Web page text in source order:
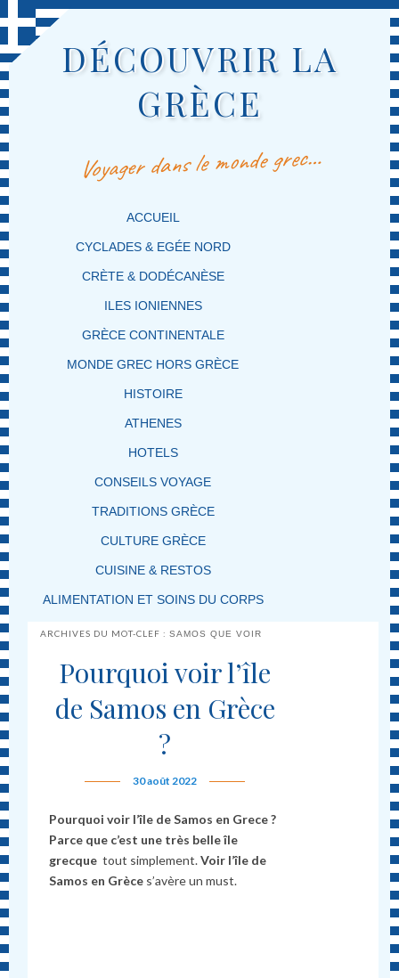
DÉCOUVRIR LA
GRÈCE
Voyager dans le monde grec…
MENU PRINCIPAL
MASQUER LA NAVIGATION PRINCIPALE
MASQUER LA NAVIGATION SECONDAIRE
ACCUEIL
CYCLADES & EGÉE NORD
CRÈTE & DODÉCANÈSE
ILES IONIENNES
GRÈCE CONTINENTALE
MONDE GREC HORS GRÈCE
HISTOIRE
ATHENES
HOTELS
CONSEILS VOYAGE
TRADITIONS GRÈCE
CULTURE GRÈCE
CUISINE & RESTOS
ALIMENTATION ET SOINS DU CORPS
ARCHIVES DU MOT-CLEF :SAMOS QUE VOIR
Pourquoi voir l’île
de Samos en Grèce
?
30 août 2022
Pourquoi voir l’île de Samos en Grece ?
Parce que c’est une très belle île
grecque tout simplement.Voir l’île de
Samos en Grèce s’avère un must.